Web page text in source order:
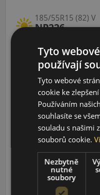
NP226
185/55R15 (82) V
Údaje o štítku EPREL:
Tyto
používají
Tyto webové
cookie ke
Používáním
souhlasíte se
souladu s našimi
souborů cookie.
Nezbytně
nutné
soubory